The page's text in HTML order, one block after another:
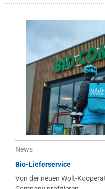
News
Bio-Lieferservice
Von der neuen Wolt-